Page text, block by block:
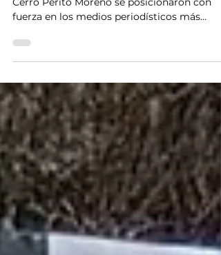
El Bolsón en las principales
planas del país.
La temporada invernal 2026 de El Bolsón y
fuerza en los medios periodísticos más
importantes de la región y la República
Argentina. Tras la histórica nevada
el pasado domingo 26 de julio, el equipo de
Altavoz coordinó y gestionó una serie de
notas de color, informes especiales y
coberturas exclusivas que permitieron
transmitir el impacto positivo del fenómeno
climático y el récord de visitantes que vive
destino. La gest